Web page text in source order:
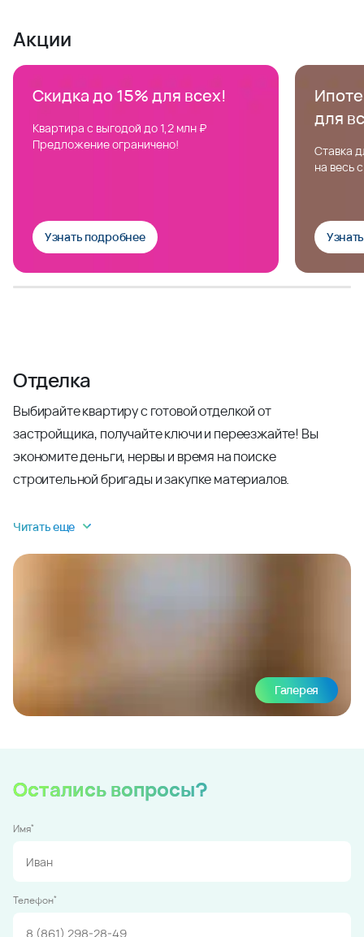
Акции
Скидка до 15% для всех!
Квартира с выгодой до 1,2 млн ₽
Предложение ограничено!
Узнать подробнее
для
Ставка
на весь
Отделка
Выбирайте квартиру с готовой отделкой от
застройщика, получайте ключи и переезжайте! Вы
экономите деньги, нервы и время на поиске
строительной бригады и закупке материалов.
Читать еще
Галерея
Остались вопросы?
Имя*
Телефон*